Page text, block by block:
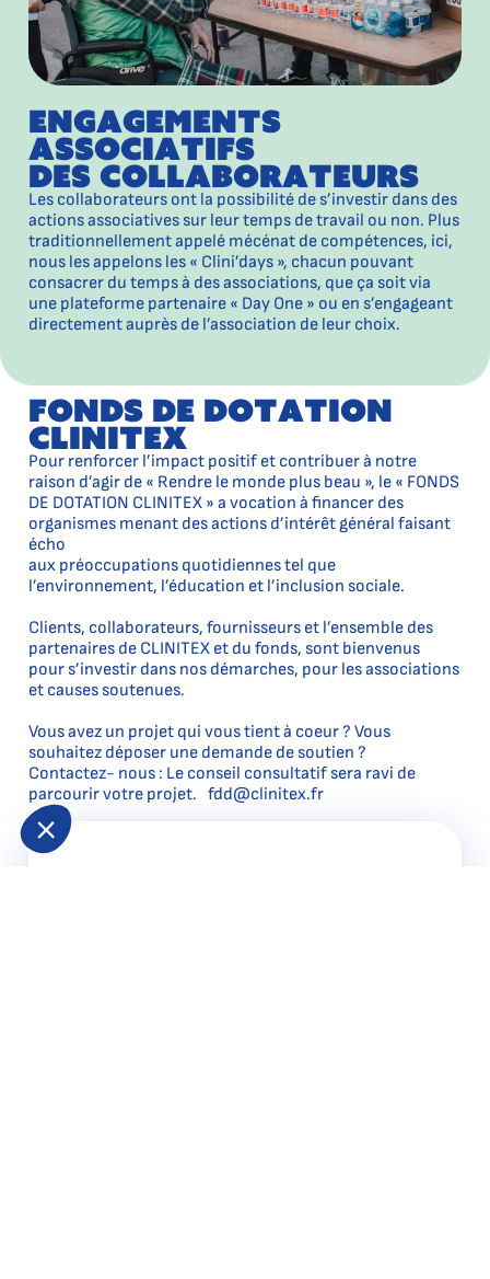
engagements
associatifs
des collaborateurs
Les collaborateurs ont la possibilité de s’investir dans des
actions associatives sur leur temps de travail ou non. Plus
traditionnellement appelé mécénat de compétences, ici,
nous les appelons les « Clini’days », chacun pouvant
consacrer du temps à des associations, que ça soit via
une plateforme partenaire « Day One » ou en s’engageant
directement auprès de l’association de leur choix.
fonds de dotation
clinitex
Pour renforcer l’impact positif et contribuer à notre
raison d’agir de « Rendre le monde plus beau », le « FONDS
DE DOTATION CLINITEX » a vocation à financer des
organismes menant des actions d’intérêt général faisant
écho
aux préoccupations quotidiennes tel que
l’environnement, l’éducation et l’inclusion sociale.
Clients, collaborateurs, fournisseurs et l’ensemble des
partenaires de CLINITEX et du fonds, sont bienvenus
pour s’investir dans nos démarches, pour les associations
et causes soutenues.
Vous avez un projet qui vous tient à coeur ? Vous
souhaitez déposer une demande de soutien ?
Contactez- nous : Le conseil consultatif sera ravi de
parcourir votre projet. fdd@clinitex.fr